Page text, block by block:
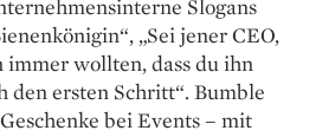
Slogans
„Sei jener CEO,
wollten, dass du ihn
den ersten Schritt“. Bumble
bei Events – mit